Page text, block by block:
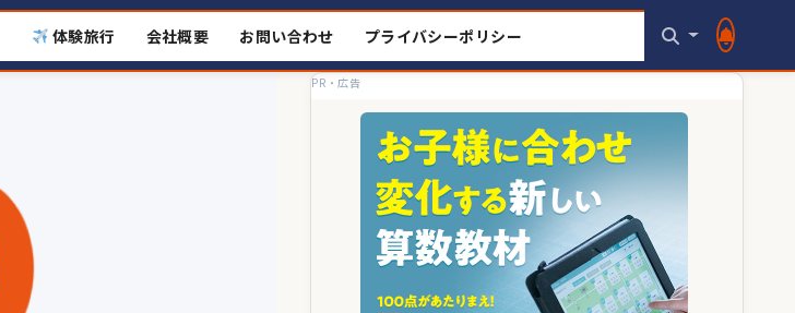
体験旅行 会社概要 お問い合わせ プライバシーポリシー
PR・広告